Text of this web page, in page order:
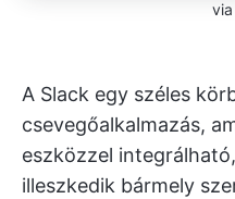
via
A Slack egy széles
csevegőalkalmazás,
eszközzel
illeszkedik bármely